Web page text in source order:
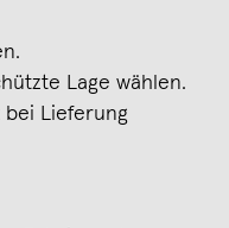
Lage wählen.
bei Lieferung